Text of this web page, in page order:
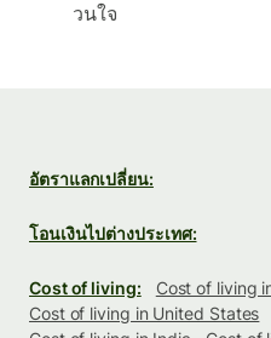
วนใจ
อัตราแลกเปลี่ยน:
โอนเงินไปต่างประเทศ:
Cost of living:
Cost of living
Cost of living in United States